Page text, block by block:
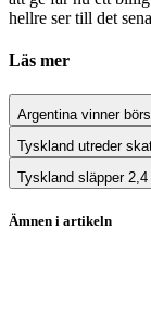
hellre ser till det
Läs mer
Argentina vinner
Tyskland utreder
Tyskland släpper
Ämnen i artikeln